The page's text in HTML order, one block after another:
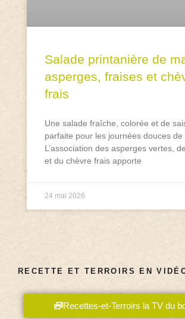
Salade printanière de
asperges, fraises et
frais
Une salade fraîche, colorée et de
parfaite pour les journées douces de
L’association des asperges vertes,
et du chèvre frais apporte
24 mai 2026
RECETTE ET TERROIRS EN
Recettes-et-Terroirs la TV du